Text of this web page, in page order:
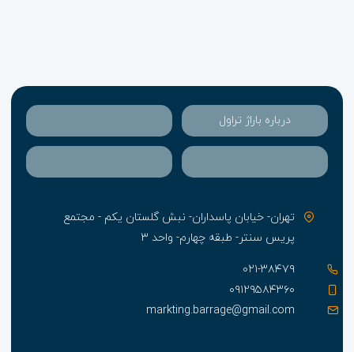
درباره باراژ تراول
تهران- خیابان پاسداران- نبش گلستان یکم - مجتمع
پریس سنتر- طبقه چهارم- واحد ۳
۰۲۱-۳۸۴۷۹
۰۹۱۲۹۵۸۴۳۶۰
markting.barrage@gmail.com